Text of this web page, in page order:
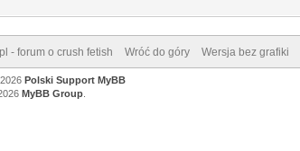
- forum o crush fetish Wróć do góry Wersja bez grafiki
Polski Support MyBB
MyBB Group.